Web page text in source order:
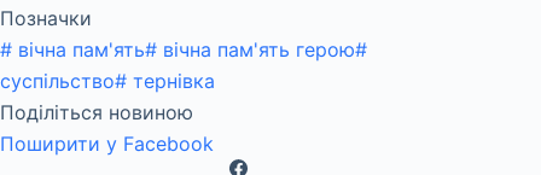
Позначки
# вічна пам'ять# вічна пам'ять герою#
суспільство# тернівка
Поділіться новиною
Поширити у Facebook